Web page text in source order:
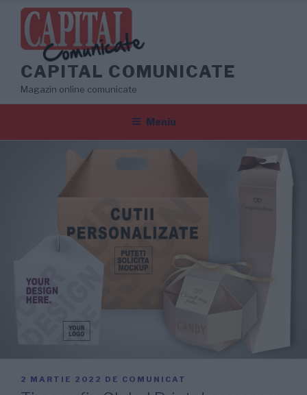
conținut
CAPITAL COMUNICATE
Magazin online comunicate
Meniu
PUBLICAT
PE
2 MARTIE 2022 DE COMUNICAT